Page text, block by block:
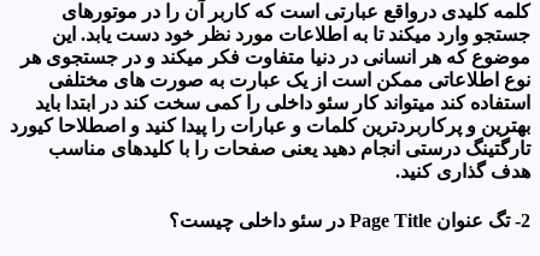
کلمه کلیدی درواقع عبارتی است که کاربر آن را در موتورهای
جستجو وارد میکند تا به اطلاعات مورد نظر خود دست یابد. این
موضوع که هر انسانی در دنیا متفاوت فکر میکند و در جستجوی هر
نوع اطلاعاتی ممکن است از یک عبارت به صورت های مختلفی
استفاده کند میتواند کار سئو داخلی را کمی سخت کند در ابتدا باید
بهترین و پرکاربردترین کلمات و عبارات را پیدا کنید و اصطلاحا کیورد
تارگتینگ درستی انجام دهید یعنی صفحات را با کلیدهای مناسب
هدف گذاری کنید.
2- تگ عنوان Page Title در سئو داخلی چیست؟